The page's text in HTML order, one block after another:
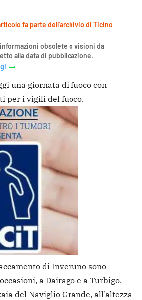
fa parte dell'archivio di Ticino
obsolete o visioni da
alla data di pubblicazione.
una giornata di fuoco con
per i vigili del fuoco.
di Inveruno sono
a Dairago e a Turbigo.
del Naviglio Grande, all’altezza